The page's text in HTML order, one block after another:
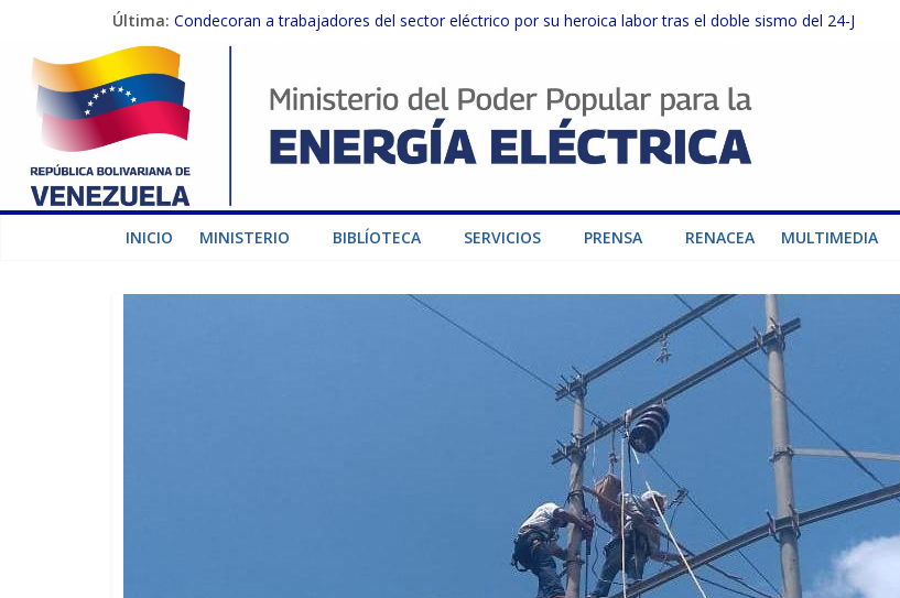
Última: Condecoran a trabajadores del sector eléctrico por su heroica labor tras el doble sismo del 24-J
Gobierno Nacional coordina acciones con el sector privado para fortalecer el SEN ante el «Súper Niño»
Inspeccionan trabajos de rehabilitación en instalaciones del SEN en Carabobo
Gobierno Nacional activa plan preventivo para fortalecer el SEN ante el fenómeno de El Niño
Termocarabobo recupera el 50% de su capacidad de generación para fortalecer el SEN
INICIO MINISTERIO BIBLÍOTECA SERVICIOS PRENSA RENACEA MULTIMEDIA